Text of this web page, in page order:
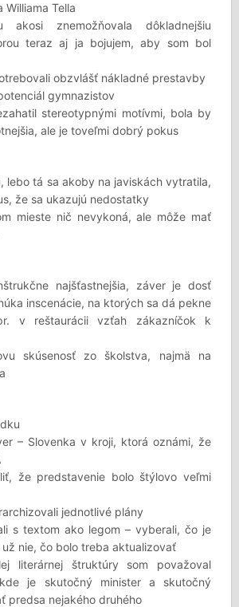
Williama Tella
znemožňovala dôkladnejšiu
teraz aj ja bojujem, aby som bol
obzvlášť nákladné prestavby
gymnazistov
stereotypnými motívmi, bola by
ale je toveľmi dobrý pokus
lebo tá sa akoby na javiskách vytratila,
že sa ukazujú nedostatky
mieste nič nevykoná, ale môže mať
najšťastnejšia, záver je dosť
inscenácie, na ktorých sa dá pekne
v reštaurácii vzťah zákazníčok k
skúsenosť zo školstva, najmä na
– Slovenka v kroji, ktorá oznámi, že
že predstavenie bolo štýlovo veľmi
jednotlivé plány
s textom ako legom – vyberali, čo je
nie, čo bolo treba aktualizovať
literárnej štruktúry som považoval
je skutočný minister a skutočný
predsa nejakého druhého